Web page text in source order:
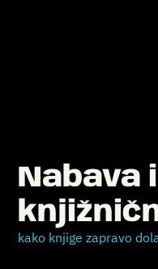
Nabava
kako knjige zapravo